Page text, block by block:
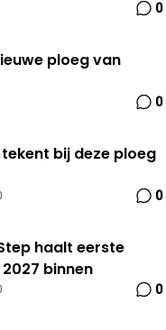
0
ploeg van
0
bij deze ploeg
0
haalt eerste
binnen
0